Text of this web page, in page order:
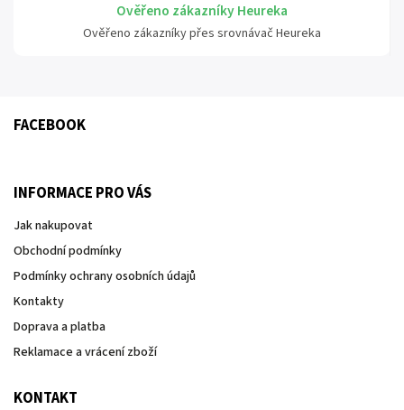
Ověřeno zákazníky Heureka
Ověřeno zákazníky přes srovnávač Heureka
FACEBOOK
INFORMACE PRO VÁS
Jak nakupovat
Obchodní podmínky
Podmínky ochrany osobních údajů
Kontakty
Doprava a platba
Reklamace a vrácení zboží
KONTAKT